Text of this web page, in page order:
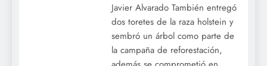
Javier Alvarado También entregó
dos toretes de la raza holstein y
sembró un árbol como parte de
la campaña de reforestación,